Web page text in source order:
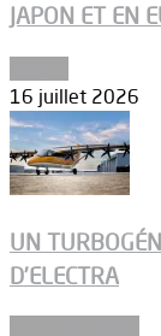
JAPON ET EN
16 juillet 2026
UN
D’ELECTRA